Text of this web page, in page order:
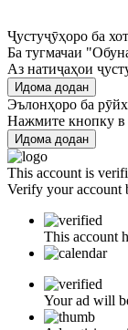
Ҷустуҷӯҳоро ба
Ба тугмачаи
Аз натиҷаҳои
Идома додан
Эълонҳоро ба
Нажмите кнопку в
Идома додан
This account is
Verify your account
This account
Your ad will